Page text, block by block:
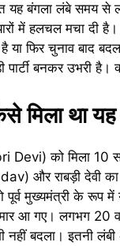
यह बंगला लंबे समय से
में हलचल मचा दी
या फिर चुनाव बाद
बनकर उभरी है।
मिला था
Devi) को मिला 10
और राबड़ी देवी
पूर्व मुख्यमंत्री के रूप
आ गए। लगभग 20
बदला। इतनी लंबी